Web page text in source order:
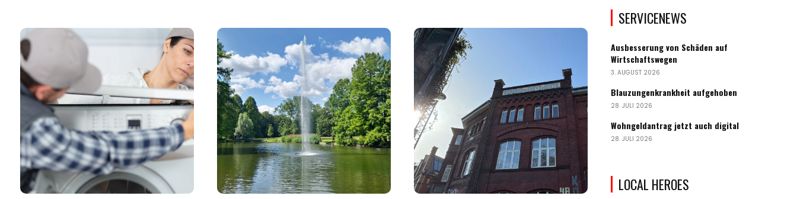
SERVICENEWS
Ausbesserung von Schäden auf
Wirtschaftswegen
3. AUGUST 2026
Blauzungenkrankheit aufgehoben
28. JULI 2026
Wohngeldantrag jetzt auch digital
28. JULI 2026
LOCAL HEROES